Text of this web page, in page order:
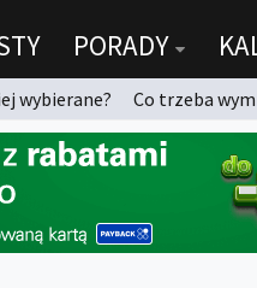
PORADY
wybierane? Co trzeba